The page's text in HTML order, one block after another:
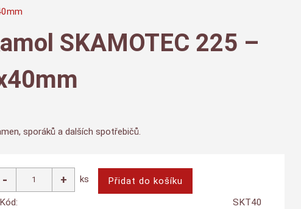
SKAMOTEC 225 –
sporáků a dalších spotřebičů.
ks
Kód:
SKT40